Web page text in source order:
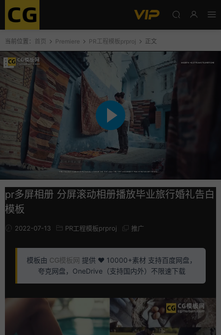
当前位置： 首页 Premiere PR工程模板prproj 正文
pr多屏相册 分屏滚动相册播放毕业旅行婚礼告白
模板
2022-07-13 PR工程模板prproj 推广
模板由 CG模板网 提供 ❤️ 10000+素材 支持百度网盘，
夸克网盘，OneDrive（支持国内外）不限速下载